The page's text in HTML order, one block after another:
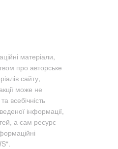
матеріали,
про авторське
сайту,
може не
всебічність
інформації,
а сам ресурс